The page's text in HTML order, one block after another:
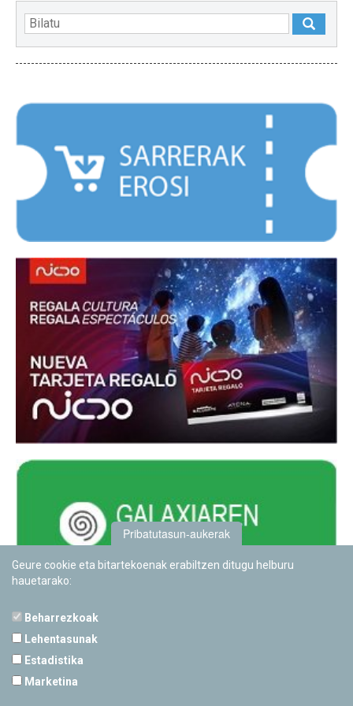
Pribatutasun-aukerak
Geure cookie eta bitartekoenak erabiltzen ditugu helburu
hauetarako:
Beharrezkoak
Lehentasunak
Estadistika
Marketina